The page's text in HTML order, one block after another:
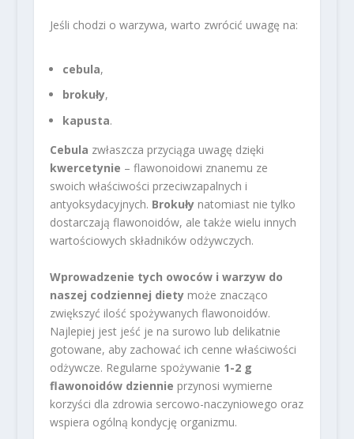
Jeśli chodzi o warzywa, warto zwrócić uwagę na:
cebula,
brokuły,
kapusta.
Cebula zwłaszcza przyciąga uwagę dzięki
kwercetynie – flawonoidowi znanemu ze
swoich właściwości przeciwzapalnych i
antyoksydacyjnych. Brokułynatomiast nie tylko
dostarczają flawonoidów, ale także wielu innych
wartościowych składników odżywczych.
Wprowadzenie tych owoców i warzyw do
naszej codziennej dietymoże znacząco
zwiększyć ilość spożywanych flawonoidów.
Najlepiej jest jeść je na surowo lub delikatnie
gotowane, aby zachować ich cenne właściwości
odżywcze. Regularne spożywanie 1-2 g
flawonoidów dziennie przynosi wymierne
korzyści dla zdrowia sercowo-naczyniowego oraz
wspiera ogólną kondycję organizmu.